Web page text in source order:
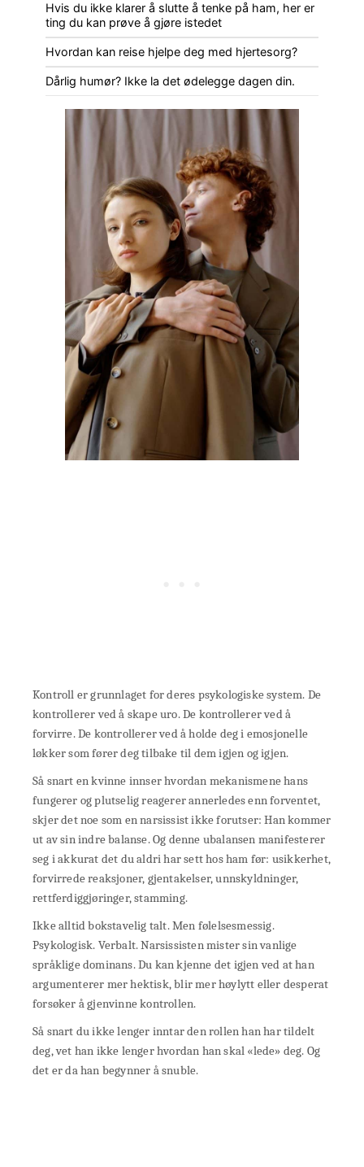
Hvis du ikke klarer å slutte å tenke på ham, her er
ting du kan prøve å gjøre istedet
Hvordan kan reise hjelpe deg med hjertesorg?
Dårlig humør? Ikke la det ødelegge dagen din.
Kontroll er grunnlaget for deres psykologiske system. De
kontrollerer ved å skape uro. De kontrollerer ved å
forvirre. De kontrollerer ved å holde deg i emosjonelle
løkker som fører deg tilbake til dem igjen og igjen.
Så snart en kvinne innser hvordan mekanismene hans
fungerer og plutselig reagerer annerledes enn forventet,
skjer det noe som en narsissist ikke forutser: Han kommer
ut av sin indre balanse. Og denne ubalansen manifesterer
seg i akkurat det du aldri har sett hos ham før: usikkerhet,
forvirrede reaksjoner, gjentakelser, unnskyldninger,
rettferdiggjøringer, stamming.
Ikke alltid bokstavelig talt. Men følelsesmessig.
Psykologisk. Verbalt. Narsissisten mister sin vanlige
språklige dominans. Du kan kjenne det igjen ved at han
argumenterer mer hektisk, blir mer høylytt eller desperat
forsøker å gjenvinne kontrollen.
Så snart du ikke lenger inntar den rollen han har tildelt
deg, vet han ikke lenger hvordan han skal «lede» deg. Og
det er da han begynner å snuble.